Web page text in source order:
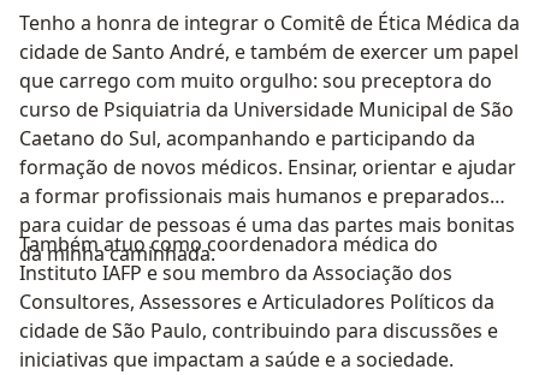
Tenho a honra de integrar o Comitê de Ética Médica da
cidade de Santo André, e também de exercer um papel
que carrego com muito orgulho: sou preceptora do
curso de Psiquiatria da Universidade Municipal de São
Caetano do Sul, acompanhando e participando da
formação de novos médicos. Ensinar, orientar e ajudar
a formar profissionais mais humanos e preparados
para cuidar de pessoas é uma das partes mais bonitas
da minha caminhada.
Também atuo como coordenadora médica do
Instituto IAFP e sou membro da Associação dos
Consultores, Assessores e Articuladores Políticos da
cidade de São Paulo, contribuindo para discussões e
iniciativas que impactam a saúde e a sociedade.